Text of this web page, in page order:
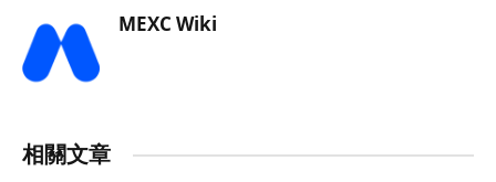
MEXC Wiki
相關文章